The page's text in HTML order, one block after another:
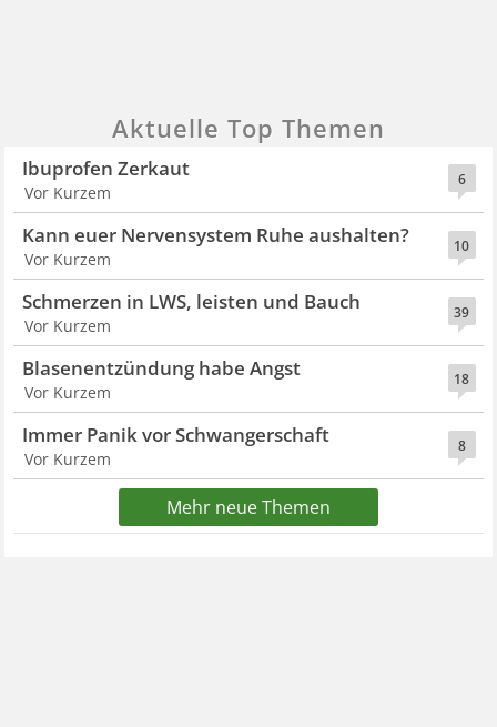
Aktuelle Top Themen
6
Ibuprofen Zerkaut
Vor Kurzem
10
Kann euer Nervensystem Ruhe aushalten?
Vor Kurzem
39
Schmerzen in LWS, leisten und Bauch
Vor Kurzem
18
Blasenentzündung habe Angst
Vor Kurzem
8
Immer Panik vor Schwangerschaft
Vor Kurzem
Mehr neue Themen